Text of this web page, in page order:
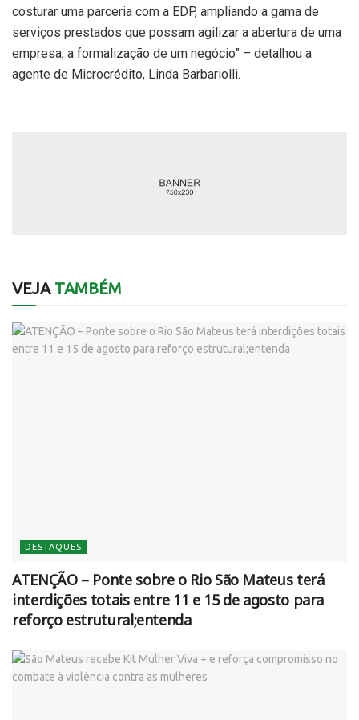
costurar uma parceria com a EDP, ampliando a gama de
serviços prestados que possam agilizar a abertura de uma
empresa, a formalização de um negócio” – detalhou a
agente de Microcrédito, Linda Barbariolli.
VEJATAMBÉM
DESTAQUES
ATENÇÃO – Ponte sobre o Rio São Mateus terá
interdições totais entre 11 e 15 de agosto para
reforço estrutural;entenda